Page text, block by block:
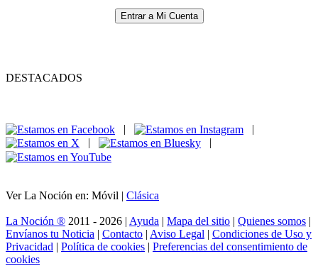
Entrar a Mi Cuenta
DESTACADOS
|
|
|
|
Ver La Noción en: Móvil | Clásica
La Noción ® 2011 - 2026 | Ayuda | Mapa del sitio | Quienes somos |
Envíanos tu Noticia | Contacto | Aviso Legal | Condiciones de Uso y
Privacidad | Política de cookies | Preferencias del consentimiento de
cookies